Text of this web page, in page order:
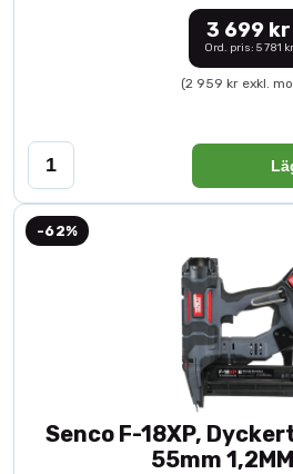
3 699 kr
Ord. pris: 5 781 kr
(2 959 kr exkl.
-62%
Senco F-18XP,
55mm